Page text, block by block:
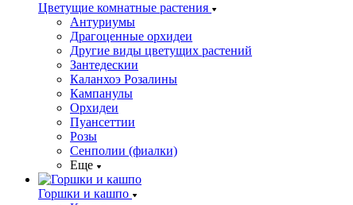
Цветущие комнатные растения
Антуриумы
Драгоценные орхидеи
Другие виды цветущих растений
Зантедескии
Каланхоэ Розалины
Кампанулы
Орхидеи
Пуансеттии
Розы
Сенполии (фиалки)
Еще
Горшки и кашпо